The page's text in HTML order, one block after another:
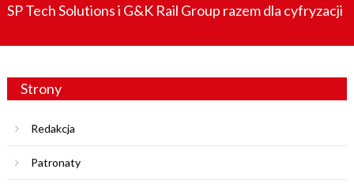
SP Tech Solutions i G&K Rail Group razem dla cyfryzacji
Strony
Redakcja
Patronaty